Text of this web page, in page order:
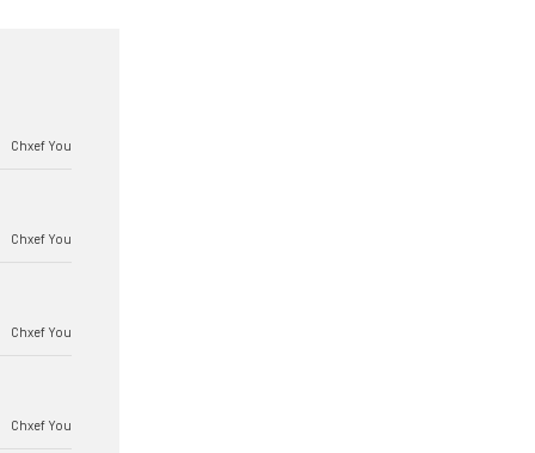
Chxef You
Chxef You
Chxef You
Chxef You